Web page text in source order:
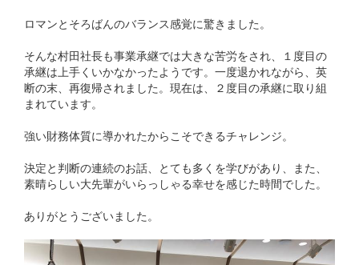
ロマンとそろばんのバランス感覚に驚きました。
そんな村田社長も事業承継では大きな苦労をされ、１度目の
承継は上手くいかなかったようです。一度退かれながら、英
断の末、再復帰されました。現在は、２度目の承継に取り組
まれています。
強い財務体質に導かれたからこそできるチャレンジ。
決定と判断の連続のお話、とても多くを学びがあり、また、
素晴らしい大先輩がいらっしゃる幸せを感じた時間でした。
ありがとうございました。